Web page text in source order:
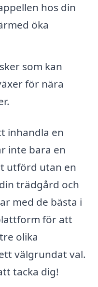
hos din
öka
som kan
för nära
inhandla en
inte bara en
utförd utan en
trädgård och
med de bästa i
för att
olika
välgrundat val.
tacka dig!